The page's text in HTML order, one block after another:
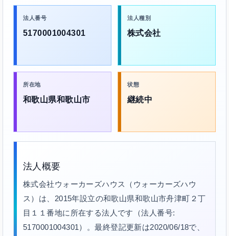
法人番号
5170001004301
法人種別
株式会社
所在地
和歌山県和歌山市
状態
継続中
法人概要
株式会社ウォーカーズハウス（ウォーカーズハウ
ス）は、2015年設立の和歌山県和歌山市舟津町２丁
目１１番地に所在する法人です（法人番号:
5170001004301）。最終登記更新は2020/06/18で、